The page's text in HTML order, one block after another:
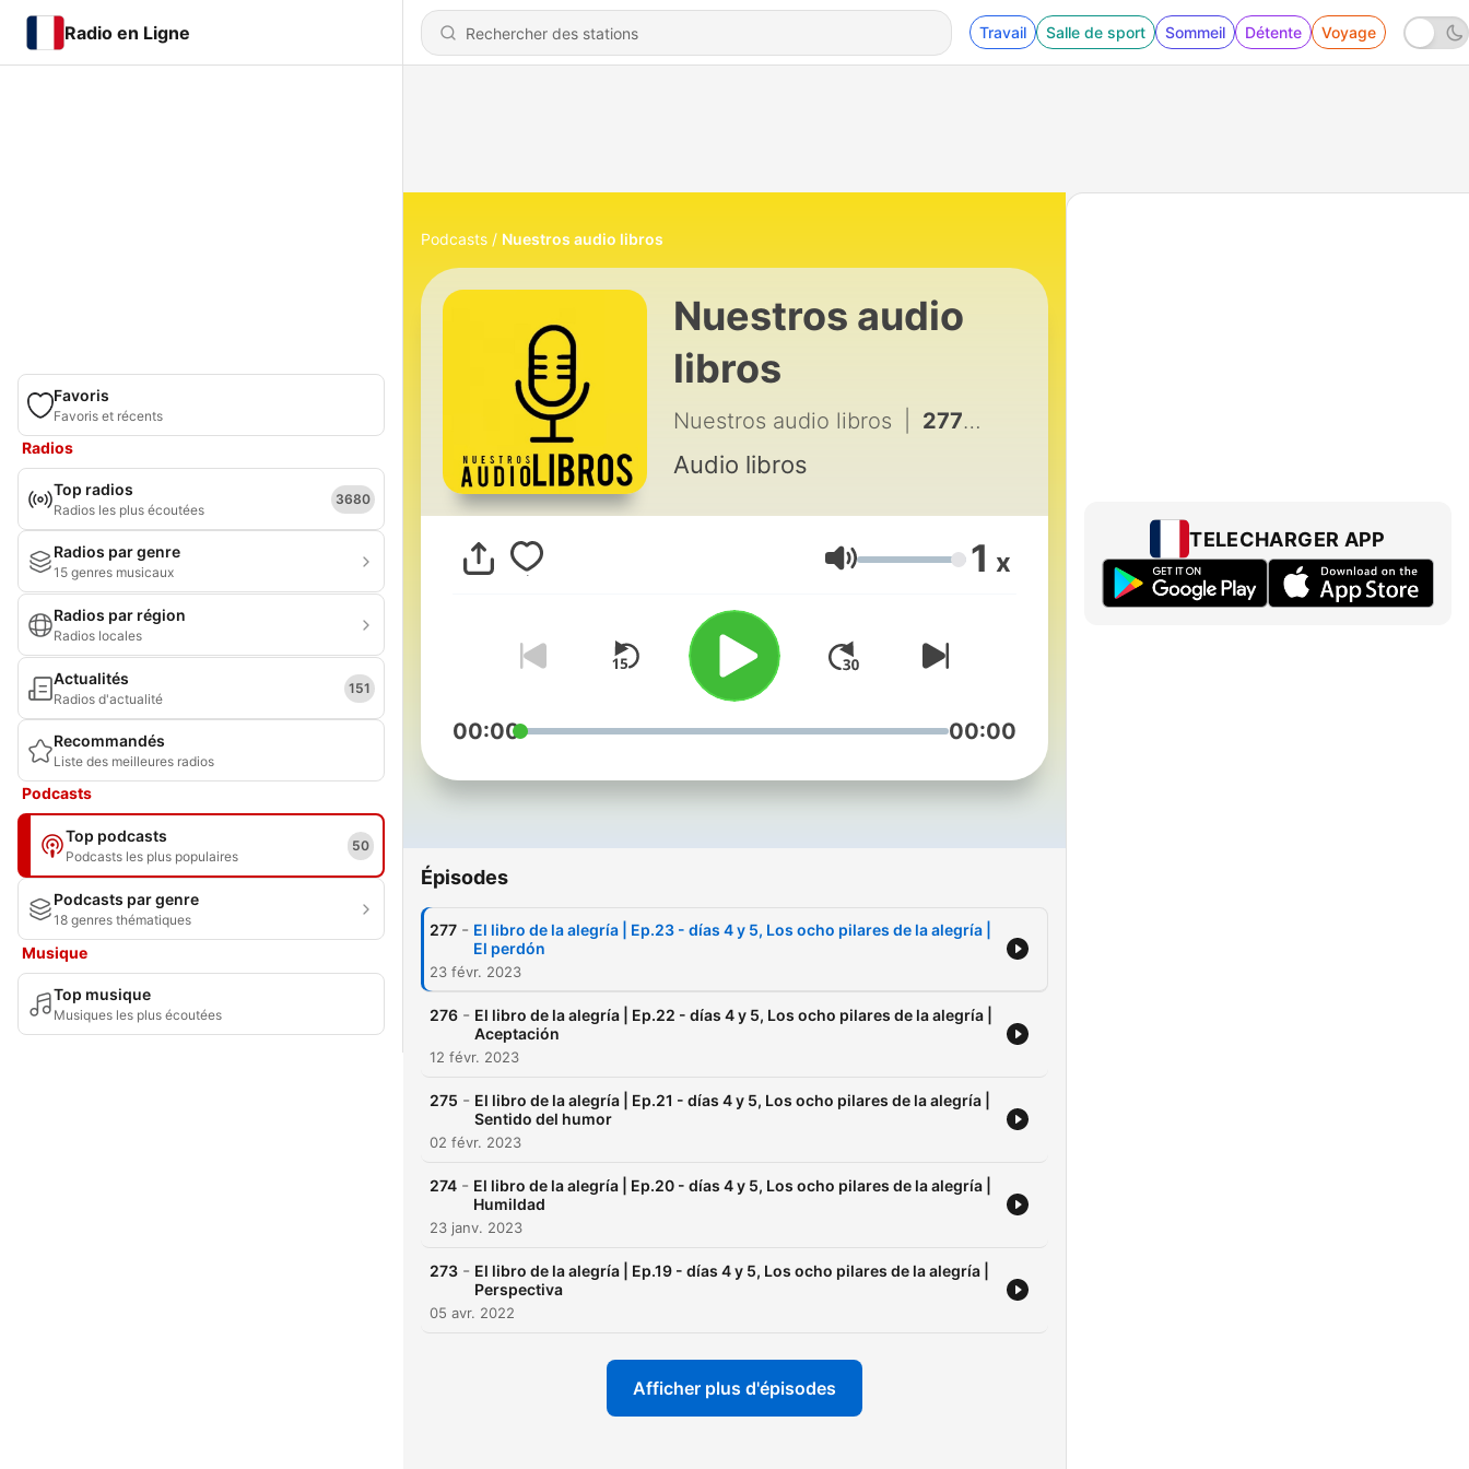
Radio en Ligne Travail Salle de sport Sommeil Détente Voyage
Favoris
Favoris et récents
Radios
Top radios
Radios les plus écoutées
3680
Radios par genre
15 genres musicaux
Radios par région
Radios locales
Actualités
Radios d'actualité
151
Recommandés
Liste des meilleures radios
Podcasts
Top podcasts
Podcasts les plus populaires
50
Podcasts par genre
18 genres thématiques
Musique
Top musique
Musiques les plus écoutées
Podcasts Nuestros audio libros
Nuestros audio
libros
Nuestros audio libros 277 - El libro de la alegría | Ep.23 - días 4 y 5, Los ocho pilares de la alegría | El perdón
Audio libros
Volume 1 x
00:00 00:00
Épisodes
277 - El libro de la alegría | Ep.23 - días 4 y 5, Los ocho pilares de la alegría |
El perdón
23 févr. 2023
276 - El libro de la alegría | Ep.22 - días 4 y 5, Los ocho pilares de la alegría |
Aceptación
12 févr. 2023
275 - El libro de la alegría | Ep.21 - días 4 y 5, Los ocho pilares de la alegría |
Sentido del humor
02 févr. 2023
274 - El libro de la alegría | Ep.20 - días 4 y 5, Los ocho pilares de la alegría |
Humildad
23 janv. 2023
273 - El libro de la alegría | Ep.19 - días 4 y 5, Los ocho pilares de la alegría |
Perspectiva
05 avr. 2022
Afficher plus d'épisodes
TELECHARGER APP